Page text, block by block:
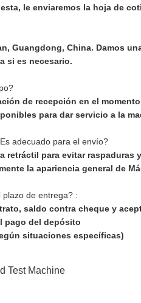
le enviaremos la hoja de
Guangdong, China. Damos
si es necesario.
de recepción en el
para dar servicio a la
adecuado para el envío?
retráctil para evitar raspaduras
la apariencia general de
de entrega? :
saldo contra cheque y
pago del depósito
situaciones específicas)